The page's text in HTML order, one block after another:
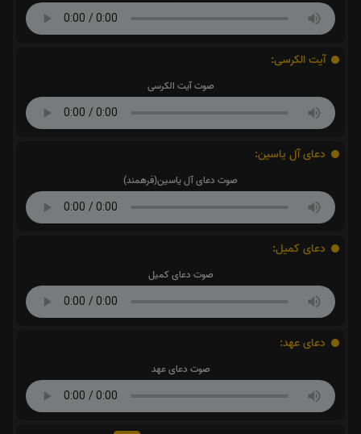
آیت الکرسی:
صوت آیت الکرسی
دعای آل یاسین:
صوت دعای آل یاسین(فرهمند)
دعای کمیل:
صوت دعای کمیل
دعای عهد:
صوت دعای عهد